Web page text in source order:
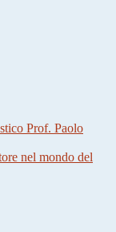
Prof. Paolo
nel mondo del